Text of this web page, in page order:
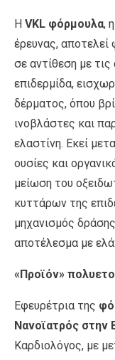
Η VKL φόρμουλα,
έρευνας,
σε αντίθεση με
επιδερμίδα,
δέρματος, όπου
ινοβλάστες και
ελαστίνη. Εκεί
ουσίες και
μείωση του
κυττάρων της
μηχανισμός
αποτέλεσμα με
«Προϊόν»
Εφευρέτρια της
Νανοϊατρός στην
Καρδιολόγος, με